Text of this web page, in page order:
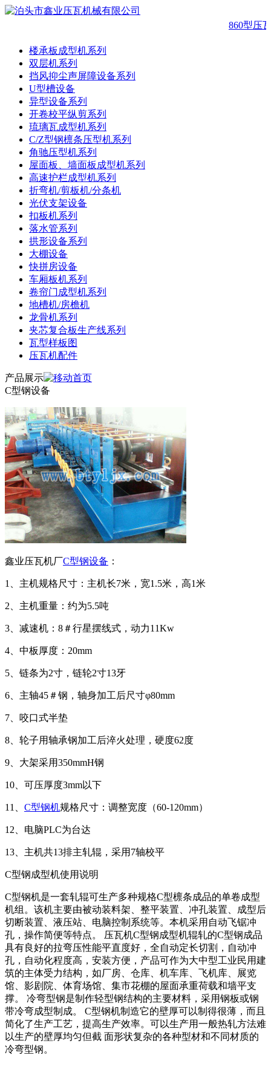
860型压
楼承板成型机系列
双层机系列
挡风抑尘声屏障设备系列
U型槽设备
异型设备系列
开卷校平纵剪系列
琉璃瓦成型机系列
C/Z型钢檩条压型机系列
角驰压型机系列
屋面板、墙面板成型机系列
高速护栏成型机系列
折弯机/剪板机/分条机
光伏支架设备
扣板机系列
落水管系列
拱形设备系列
大棚设备
快拼房设备
车厢板机系列
卷帘门成型机系列
地槽机/房檐机
龙骨机系列
夹芯复合板生产线系列
瓦型样板图
压瓦机配件
产品展示
C型钢设备
鑫业压瓦机厂C型钢设备 ：
1、主机规格尺寸：主机长7米，宽1.5米，高1米
2、主机重量：约为5.5吨
3、减速机：8＃行星摆线式，动力11Kw
4、中板厚度：20mm
5、链条为2寸，链轮2寸13牙
6、主轴45＃钢，轴身加工后尺寸φ80mm
7、咬口式半垫
8、轮子用轴承钢加工后淬火处理，硬度62度
9、大架采用350mmH钢
10、可压厚度3mm以下
11、 C型钢机规格尺寸：调整宽度（60-120mm）
12、电脑PLC为台达
13、主机共13排主轧辊，采用7轴校平
C型钢成型机使用说明
C型钢机是一套轧辊可生产多种规格C型檩条成品的单卷成型
机组。该机主要由被动装料架、整平装置、冲孔装置、成型后
切断装置、液压站、电脑控制系统等。本机采用自动飞锯冲
孔，操作简便等特点。 压瓦机C型钢成型机辊轧的C型钢成品
具有良好的拉弯压性能平直度好，全自动定长切割，自动冲
孔，自动化程度高，安装方便，产品可作为大中型工业民用建
筑的主体受力结构，如厂房、仓库、机车库、飞机库、展览
馆、影剧院、体育场馆、集市花棚的屋面承重荷载和墙平支
撑。 冷弯型钢是制作轻型钢结构的主要材料，采用钢板或钢
带冷弯成型制成。 C型钢机制造它的壁厚可以制得很薄，而且
简化了生产工艺，提高生产效率。可以生产用一般热轧方法难
以生产的壁厚均匀但截 面形状复杂的各种型材和不同材质的
冷弯型钢。